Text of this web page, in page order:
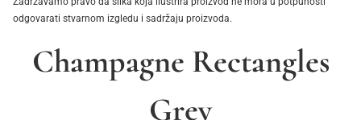
odgovarati stvarnom izgledu i sadržaju proizvoda.
Champagne Rectangles
Grey